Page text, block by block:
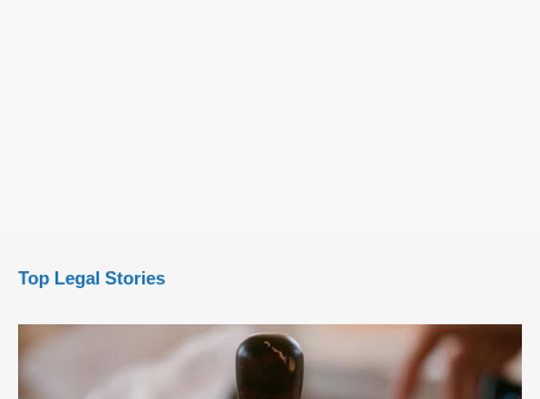
Top Legal Stories